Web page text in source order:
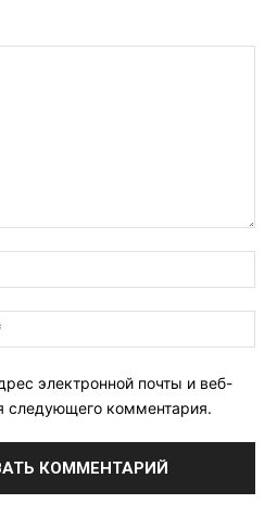
электронной почты и веб-
следующего комментария.